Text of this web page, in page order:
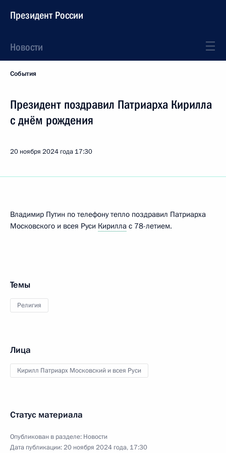
Президент России
Новости
События
Президент поздравил Патриарха Кирилла
с днём рождения
20 ноября 2024 года 17:30
Владимир Путин по телефону тепло поздравил Патриарха
Московского и всея Руси Кирилла с 78-летием.
Темы
Религия
Лица
Кирилл Патриарх Московский и всея Руси
Статус материала
Опубликован в разделе: Новости
Дата публикации:20 ноября 2024 года, 17:30